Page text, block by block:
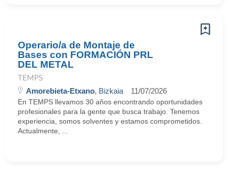
Operario/a de Montaje de
Bases con FORMACIÓN PRL
DEL METAL
TEMPS
Amorebieta-Etxano, Bizkaia 11/07/2026
En TEMPS llevamos 30 años encontrando oportunidades
profesionales para la gente que busca trabajo. Tenemos
experiencia, somos solventes y estamos comprometidos.
Actualmente, ...